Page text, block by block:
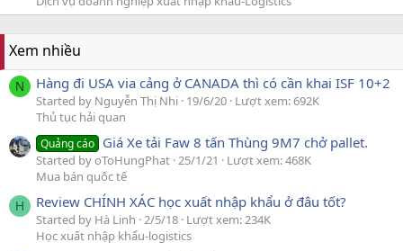
Xem nhiều
N Hàng đi USA via cảng ở CANADA thì có cần khai ISF 10+2
Started by Nguyễn Thị Nhi 19/6/20 Lượt xem: 692K
Thủ tục hải quan
Quảng cáo Giá Xe tải Faw 8 tấn Thùng 9M7 chở pallet.
Started by oToHungPhat 25/1/21
Lượt xem: 468K
Mua bán quốc tế
H Review CHÍNH XÁC học xuất nhập khẩu ở đâu tốt?
Started by Hà Linh 2/5/18 Lượt xem: 234K
Học xuất nhập khẩu-logistics